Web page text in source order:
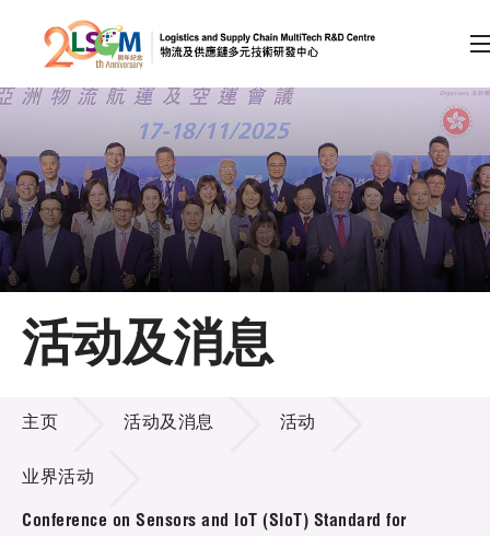
跳到内容（按回车键）
会员登录
A A EN 繁 简
主页
关于LSCM
技术商品化
项目及资助计划
活动及消息
活动及消息
活动及消息
主页 活动及消息 活动
业界活动
Conference on Sensors and IoT (SIoT) Standard for